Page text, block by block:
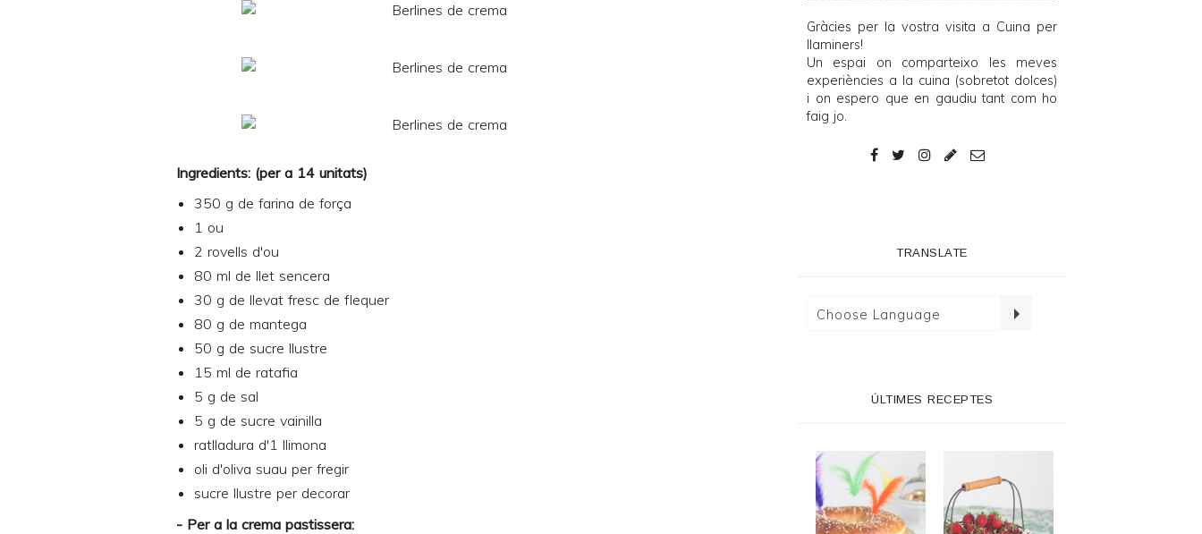
Ingredients: (per a 14 unitats)
350 g de farina de força
1 ou
2 rovells d'ou
80 ml de llet sencera
30 g de llevat fresc de flequer
80 g de mantega
50 g de sucre llustre
15 ml de ratafia
5 g de sal
5 g de sucre vainilla
ratlladura d'1 llimona
oli d'oliva suau per fregir
sucre llustre per decorar
- Per a la crema pastissera:
Gràcies per la vostra visita a Cuina per
llaminers!
Un espai on comparteixo les meves
experiències a la cuina (sobretot dolces)
i on espero que en gaudiu tant com ho
faig jo.
TRANSLATE
ÚLTIMES RECEPTES